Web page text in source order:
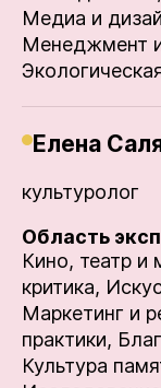
Медиа и
Менеджмент
Елена
культуролог
Область
Кино, театр и
критика,
Маркетинг и
практики,
Культура